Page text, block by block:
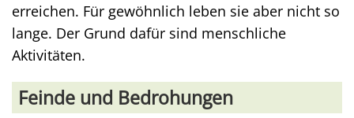
erreichen. Für gewöhnlich leben sie aber nicht so
lange. Der Grund dafür sind menschliche
Aktivitäten.
Feinde und Bedrohungen